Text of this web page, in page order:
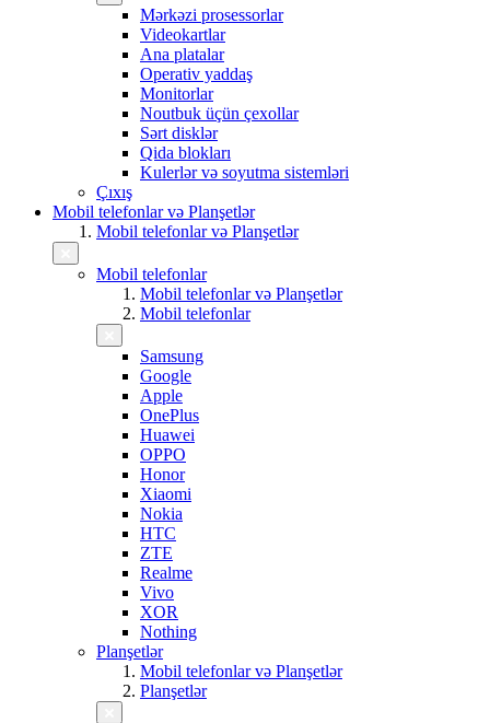
Mərkəzi prosessorlar
Videokartlar
Ana platalar
Operativ yaddaş
Monitorlar
Noutbuk üçün çexollar
Sərt disklər
Qida blokları
Kulerlər və soyutma sistemləri
Çıxış
Mobil telefonlar və Planşetlər
Mobil telefonlar və Planşetlər
Mobil telefonlar
Mobil telefonlar və Planşetlər
Mobil telefonlar
Samsung
Google
Apple
OnePlus
Huawei
OPPO
Honor
Xiaomi
Nokia
HTC
ZTE
Realme
Vivo
XOR
Nothing
Planşetlər
Mobil telefonlar və Planşetlər
Planşetlər